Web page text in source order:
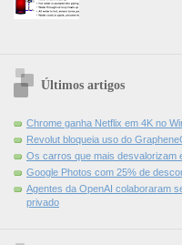
Últimos artigos
Chrome ganha Netflix em 4K no
Revolut bloqueia uso do
Os carros que mais desvalorizam
Google Photos com 25% de
Agentes da OpenAI colaboraram
privado